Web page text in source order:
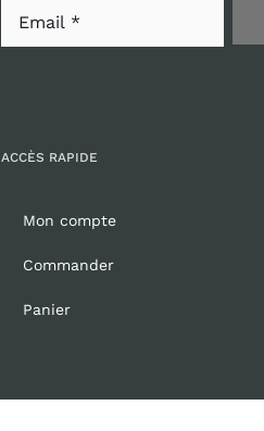
ACCÈS RAPIDE
Mon compte
Commander
Panier